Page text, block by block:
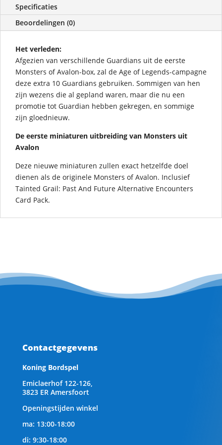
Specificaties
Beoordelingen (0)
Het verleden:
Afgezien van verschillende Guardians uit de eerste
Monsters of Avalon-box, zal de Age of Legends-campagne
deze extra 10 Guardians gebruiken. Sommigen van hen
zijn wezens die al gepland waren, maar die nu een
promotie tot Guardian hebben gekregen, en sommige
zijn gloednieuw.
De eerste miniaturen uitbreiding van Monsters uit
Avalon
Deze nieuwe miniaturen zullen exact hetzelfde doel
dienen als de originele Monsters of Avalon. Inclusief
Tainted Grail: Past And Future Alternative Encounters
Card Pack.
Contactgegevens
Koning Bordspel
Emiclaerhof 122-126,
3823 ER Amersfoort
Openingstijden winkel
ma: 13:00-18:00
di: 9:30-18:00